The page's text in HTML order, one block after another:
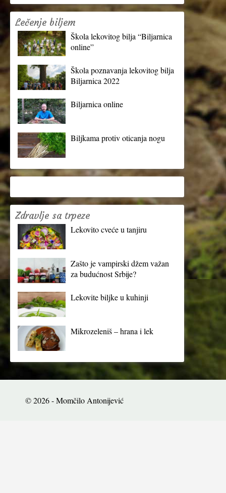
Lečenje biljem
Škola lekovitog bilja “Biljarnica
online”
Škola poznavanja lekovitog bilja
Biljarnica 2022
Biljarnica online
Biljkama protiv oticanja nogu
Zdravlje sa trpeze
Lekovito cveće u tanjiru
Zašto je vampirski džem važan
za budućnost Srbije?
Lekovite biljke u kuhinji
Mikrozeleniš – hrana i lek
© 2026 - Momčilo Antonijević